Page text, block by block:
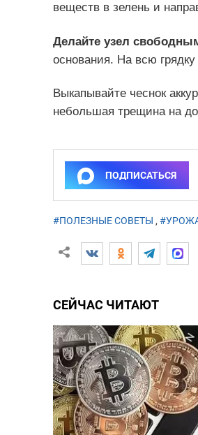
веществ в зелень и
Делайте узел
основания. На всю
Выкапывайте чеснок
небольшая трещина на
ПОДПИСАТЬСЯ
#ПОЛЕЗНЫЕ СОВЕТЫ ,
СЕЙЧАС ЧИТАЮТ